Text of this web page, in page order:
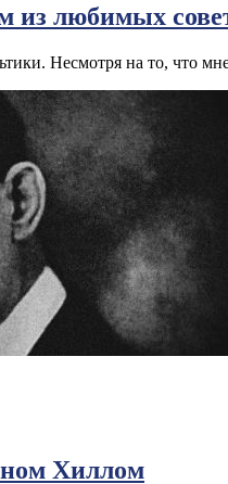
из любимых
Несмотря на то, что
Хиллом